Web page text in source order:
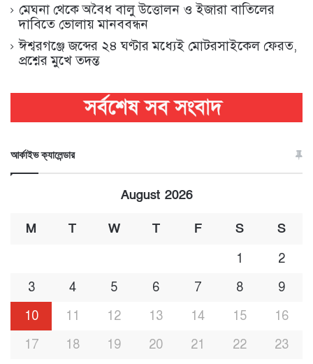
মেঘনা থেকে অবৈধ বালু উত্তোলন ও ইজারা বাতিলের
দাবিতে ভোলায় মানববন্ধন
ঈশ্বরগঞ্জে জব্দের ২৪ ঘণ্টার মধ্যেই মোটরসাইকেল ফেরত,
প্রশ্নের মুখে তদন্ত
আর্কাইভ ক্যালেন্ডার
August 2026
M T W T F S S
1
2
3
4 5 6 7 8
9
10
11 12 13 14 15
16
17
18 19 20 21 22
23